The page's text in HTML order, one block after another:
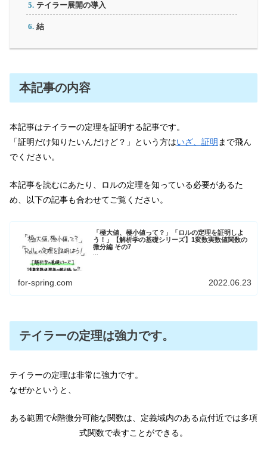
テイラー展開の導入
結
本記事の内容
本記事はテイラーの定理を証明する記事です。
「証明だけ知りたいんだけど？」という方はいざ、証明 まで飛ん
でください。
本記事を読むにあたり、ロルの定理を知っている必要があるた
め、以下の記事も合わせてご覧ください。
「極大値、極小値って？」「ロルの定理を証明しよ
う！」【解析学の基礎シリーズ】1変数実数値関数の
微分編 その7
...
for-spring.com 2022.06.23
テイラーの定理は強力です。
テイラーの定理は非常に強力です。
なぜかというと、
ある範囲でk
k階微分可能な関数は、定義域内のある点付近では多項
式関数で表すことができる。